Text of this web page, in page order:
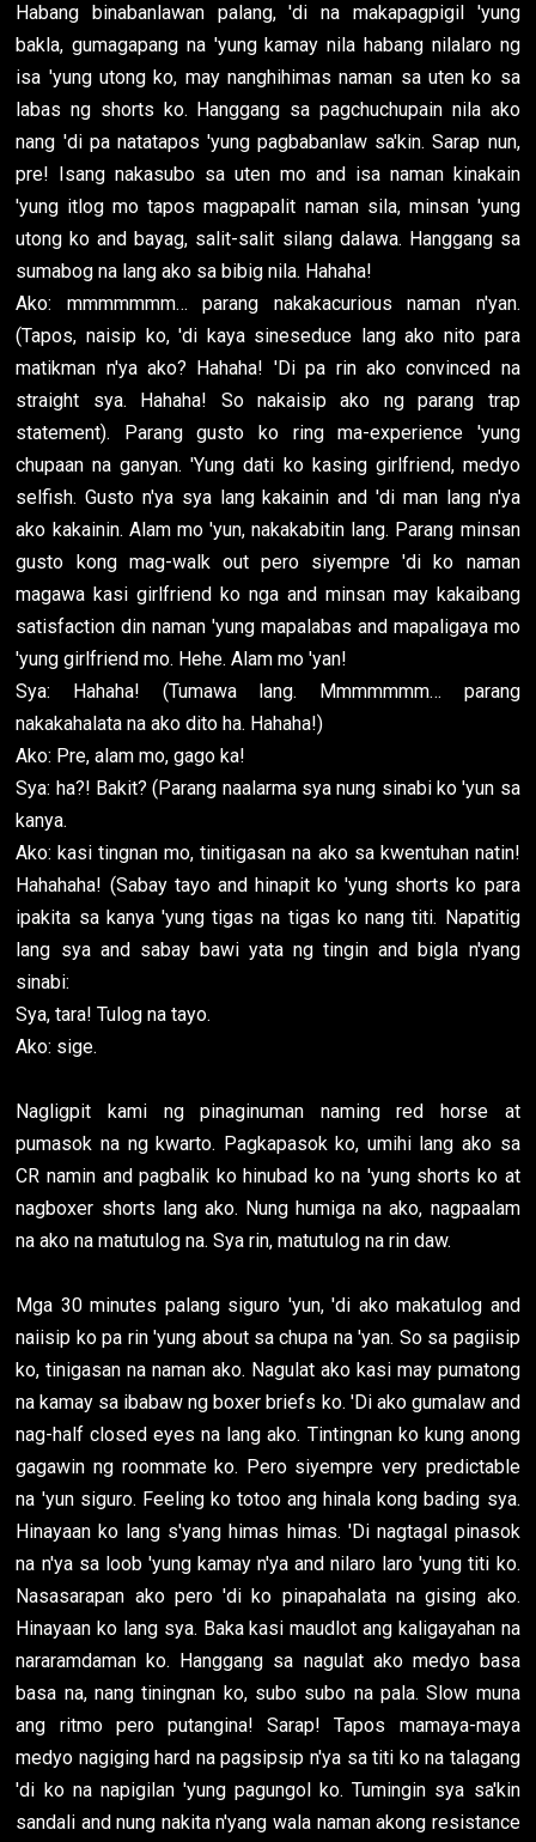
Habang binabanlawan palang, 'di na makapagpigil 'yung
bakla, gumagapang na 'yung kamay nila habang nilalaro ng
isa 'yung utong ko, may nanghihimas naman sa uten ko sa
labas ng shorts ko. Hanggang sa pagchuchupain nila ako
nang 'di pa natatapos 'yung pagbabanlaw sa'kin. Sarap nun,
pre! Isang nakasubo sa uten mo and isa naman kinakain
'yung itlog mo tapos magpapalit naman sila, minsan 'yung
utong ko and bayag, salit-salit silang dalawa. Hanggang sa
sumabog na lang ako sa bibig nila. Hahaha!
Ako: mmmmmmm… parang nakakacurious naman n'yan.
(Tapos, naisip ko, 'di kaya sineseduce lang ako nito para
matikman n'ya ako? Hahaha! 'Di pa rin ako convinced na
straight sya. Hahaha! So nakaisip ako ng parang trap
statement). Parang gusto ko ring ma-experience 'yung
chupaan na ganyan. 'Yung dati ko kasing girlfriend, medyo
selfish. Gusto n'ya sya lang kakainin and 'di man lang n'ya
ako kakainin. Alam mo 'yun, nakakabitin lang. Parang minsan
gusto kong mag-walk out pero siyempre 'di ko naman
magawa kasi girlfriend ko nga and minsan may kakaibang
satisfaction din naman 'yung mapalabas and mapaligaya mo
'yung girlfriend mo. Hehe. Alam mo 'yan!
Sya: Hahaha! (Tumawa lang. Mmmmmmm… parang
nakakahalata na ako dito ha. Hahaha!)
Ako: Pre, alam mo, gago ka!
Sya: ha?! Bakit? (Parang naalarma sya nung sinabi ko 'yun sa
kanya.
Ako: kasi tingnan mo, tinitigasan na ako sa kwentuhan natin!
Hahahaha! (Sabay tayo and hinapit ko 'yung shorts ko para
ipakita sa kanya 'yung tigas na tigas ko nang titi. Napatitig
lang sya and sabay bawi yata ng tingin and bigla n'yang
sinabi:
Sya, tara! Tulog na tayo.
Ako: sige.
Nagligpit kami ng pinaginuman naming red horse at
pumasok na ng kwarto. Pagkapasok ko, umihi lang ako sa
CR namin and pagbalik ko hinubad ko na 'yung shorts ko at
nagboxer shorts lang ako. Nung humiga na ako, nagpaalam
na ako na matutulog na. Sya rin, matutulog na rin daw.
Mga 30 minutes palang siguro 'yun, 'di ako makatulog and
naiisip ko pa rin 'yung about sa chupa na 'yan. So sa pagiisip
ko, tinigasan na naman ako. Nagulat ako kasi may pumatong
na kamay sa ibabaw ng boxer briefs ko. 'Di ako gumalaw and
nag-half closed eyes na lang ako. Tintingnan ko kung anong
gagawin ng roommate ko. Pero siyempre very predictable
na 'yun siguro. Feeling ko totoo ang hinala kong bading sya.
Hinayaan ko lang s'yang himas himas. 'Di nagtagal pinasok
na n'ya sa loob 'yung kamay n'ya and nilaro laro 'yung titi ko.
Nasasarapan ako pero 'di ko pinapahalata na gising ako.
Hinayaan ko lang sya. Baka kasi maudlot ang kaligayahan na
nararamdaman ko. Hanggang sa nagulat ako medyo basa
basa na, nang tiningnan ko, subo subo na pala. Slow muna
ang ritmo pero putangina! Sarap! Tapos mamaya-maya
medyo nagiging hard na pagsipsip n'ya sa titi ko na talagang
'di ko na napigilan 'yung pagungol ko. Tumingin sya sa'kin
sandali and nung nakita n'yang wala naman akong resistance